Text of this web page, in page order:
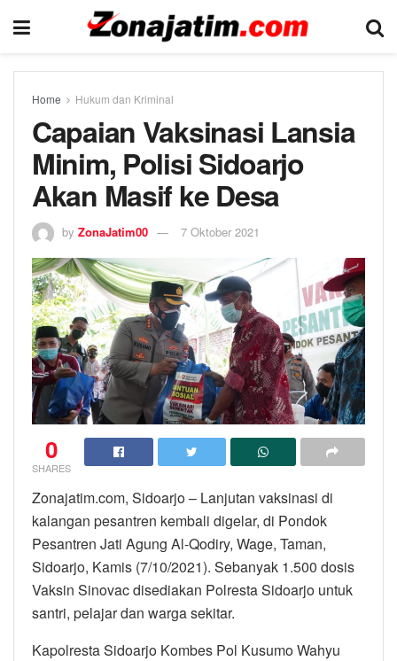
Home Hukum dan Kriminal
Capaian Vaksinasi Lansia
Minim, Polisi Sidoarjo
Akan Masif ke Desa
by ZonaJatim00 7 Oktober 2021
0
SHARES
Zonajatim.com, Sidoarjo – Lanjutan vaksinasi di
kalangan pesantren kembali digelar, di Pondok
Pesantren Jati Agung Al-Qodiry, Wage, Taman,
Sidoarjo, Kamis (7/10/2021). Sebanyak 1.500 dosis
Vaksin Sinovac disediakan Polresta Sidoarjo untuk
santri, pelajar dan warga sekitar.
Kapolresta Sidoarjo Kombes Pol Kusumo Wahyu